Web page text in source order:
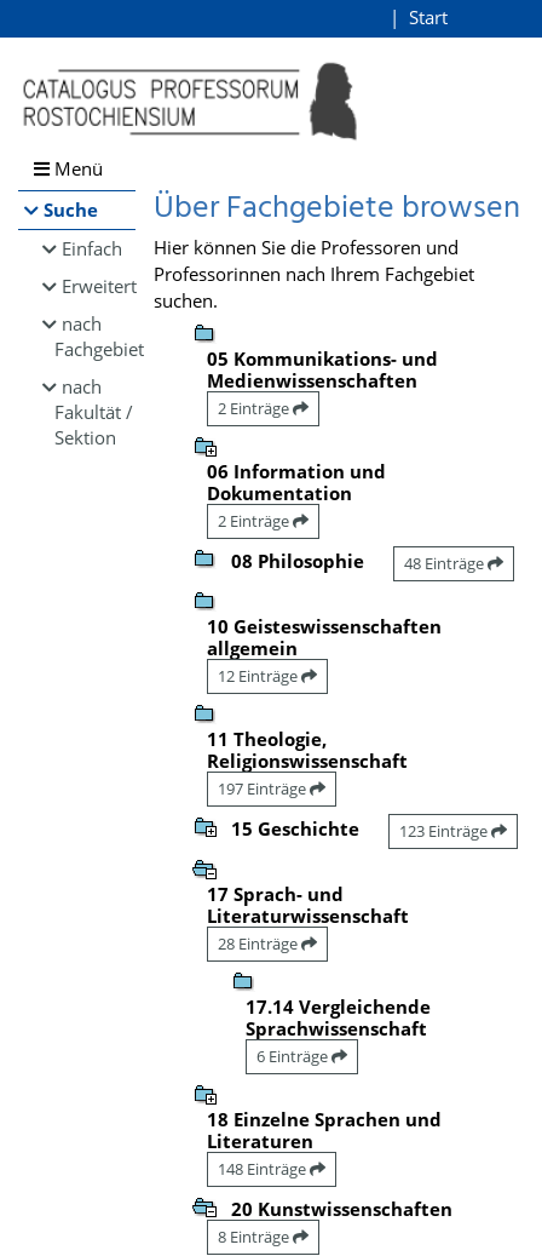
Browsen
direkt zum Inhalt
Start
Menü
Suche
Einfach
Erweitert
nach
Fachgebiet
nach
Fakultät /
Sektion
Über Fachgebiete browsen
Hier können Sie die Professoren und
Professorinnen nach Ihrem Fachgebiet
suchen.
05 Kommunikations- und
Medienwissenschaften
2 Einträge
06 Information und
Dokumentation
2 Einträge
08 Philosophie 48 Einträge
10 Geisteswissenschaften
allgemein
12 Einträge
11 Theologie,
Religionswissenschaft
197 Einträge
15 Geschichte 123 Einträge
17 Sprach- und
Literaturwissenschaft
28 Einträge
17.14 Vergleichende
Sprachwissenschaft
6 Einträge
18 Einzelne Sprachen und
Literaturen
148 Einträge
20 Kunstwissenschaften
8 Einträge